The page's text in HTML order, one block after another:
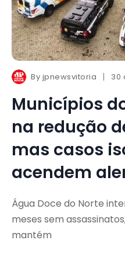
By jpnewsvitoria 30
Municípios
na redução
mas casos
acendem
Água Doce do Norte
meses sem
mantém